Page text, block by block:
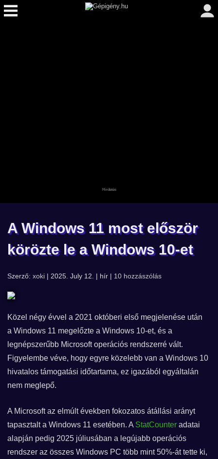
A Windows 11 most először
körözte le a Windows 10-et
Szerző: xoki | 2025. July 12. | hír | 10 hozzászólás
Közel négy évvel a 2021 októberi első megjelenése után
a Windows 11 megelőzte a Windows 10-et, és a
legnépszerűbb Microsoft operációs rendszerré vált.
Figyelembe véve, hogy egyre közelebb van a Windows 10
hivatalos támogatási időtartama, ez igazából egyáltalán
nem meglepő.
A Microsoft az elmúlt években fokozatos átállási arányt
tapasztalt a Windows 11 esetében. A StatCounter adatai
alapján pedig 2025 júliusában a legújabb operációs
rendszer az összes Windows PC több mint 50%-át tette ki,